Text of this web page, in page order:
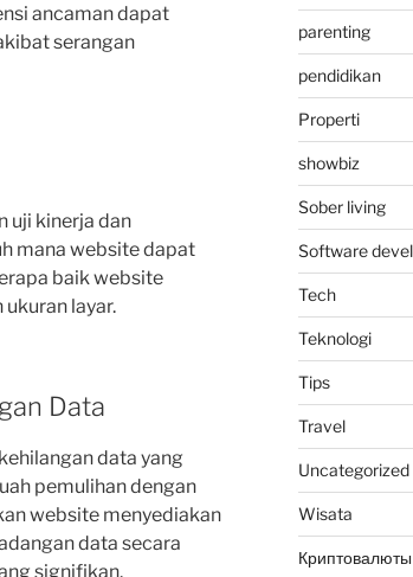
ancaman dapat
serangan
uji kinerja dan
mana website dapat
baik website
layar.
Data
data yang
pemulihan dengan
website menyediakan
data secara
signifikan.
parenting
pendidikan
Properti
showbiz
Sober living
Software
Tech
Teknologi
Tips
Travel
Uncategorized
Wisata
Криптовалюты